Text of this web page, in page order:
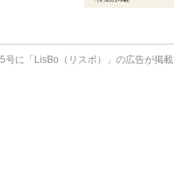
号に「LisBo（リスボ）」の広告が掲載